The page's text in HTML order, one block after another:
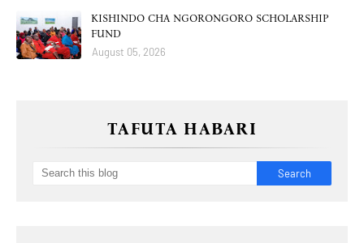
KISHINDO CHA NGORONGORO SCHOLARSHIP
FUND
August 05, 2026
TAFUTA HABARI